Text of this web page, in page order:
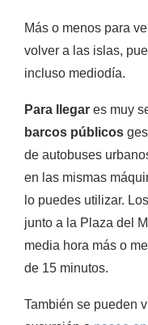
Más o menos para
volver a las islas,
incluso mediodía.
Para llegar es muy
barcos públicos
de autobuses
en las mismas
lo puedes utilizar.
junto a la Plaza del
media hora más o
de 15 minutos.
También se pueden